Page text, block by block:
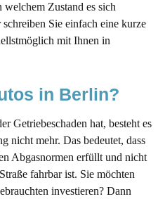
Zustand es sich
Sie einfach eine kurze
mit Ihnen in
in Berlin?
Getriebeschaden hat, besteht es
mehr. Das bedeutet, dass
Abgasnormen erfüllt und nicht
fahrbar ist. Sie möchten
investieren? Dann